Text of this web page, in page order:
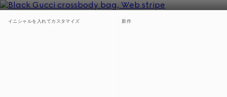
イニシャルを入れてカスタマイズ 新作